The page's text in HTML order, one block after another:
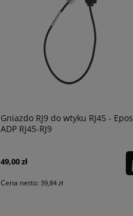
Gniazdo RJ9 do wtyku RJ45 - Epos
ADP RJ45-RJ9
49,00 zł
Cena netto: 39,84 zł